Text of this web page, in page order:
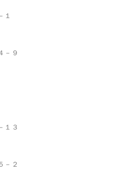
１
－９
１３
－２